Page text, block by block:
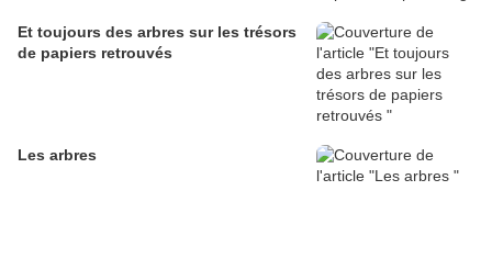
Et toujours des arbres sur les trésors
de papiers retrouvés
Les arbres